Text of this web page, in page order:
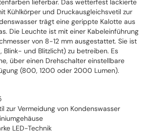
lieferbar. Das wetterfest lackierte
Kühlkörper und Druckausgleichsvetil zur
trägt eine gerippte Kalotte aus
Die Leuchte ist mit einer Kabeleinführung
von 8-12 mm ausgestattet. Sie ist
Blink- und Blitzlicht) zu betreiben. Es
über einen Drehschalter einstellbare
(800, 1200 oder 2000 Lumen).
zur Vermeidung von Kondenswasser
LED-Technik